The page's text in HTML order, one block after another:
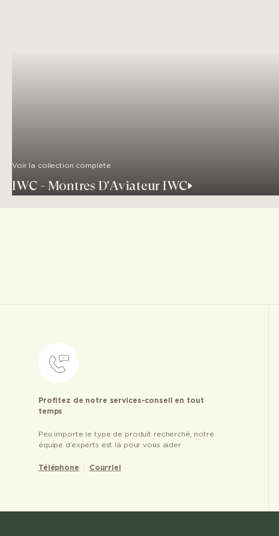
Voir la collection complète
IWC - Montres D'Aviateur IWC
Profitez de notre services-conseil en tout
temps
Peu importe le type de produit recherché, notre
équipe d’experts est là pour vous aider
Téléphone Courriel